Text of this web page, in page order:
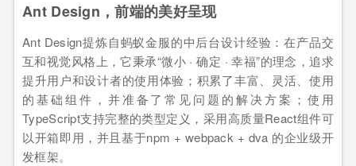
Ant Design，前端的美好呈现
Ant Design提炼自蚂蚁金服的中后台设计经验：在产品交
互和视觉风格上，它秉承“微小 · 确定 · 幸福”的理念，追求
提升用户和设计者的使用体验；积累了丰富、灵活、使用
的基础组件，并准备了常见问题的解决方案；使用
TypeScript支持完整的类型定义，采用高质量React组件可
以开箱即用，并且基于npm + webpack + dva 的企业级开
发框架。